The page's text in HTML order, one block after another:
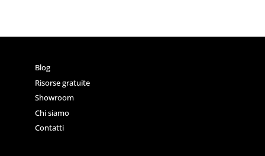
Blog
Risorse gratuite
Showroom
Chi siamo
Contatti